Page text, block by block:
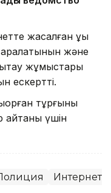
жасалған құқық
және
жұмыстары
ескертті.
тұрғыны
айтқаны үшін
Интернет